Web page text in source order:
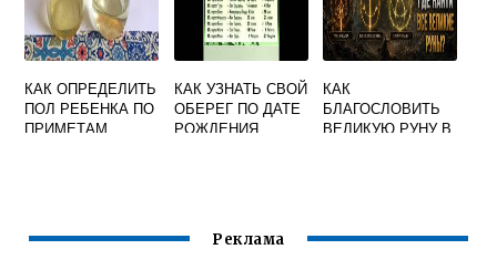
КАК ОПРЕДЕЛИТЬ
ПОЛ РЕБЕНКА ПО
ПРИМЕТАМ
КАК УЗНАТЬ СВОЙ
ОБЕРЕГ ПО ДАТЕ
РОЖДЕНИЯ
КАК
БЛАГОСЛОВИТЬ
ВЕЛИКУЮ РУНУ В
Реклама